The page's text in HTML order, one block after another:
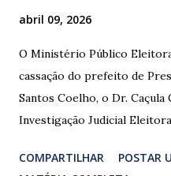
abril 09, 2026
O Ministério Público
cassação do prefeito de
Santos Coelho, o Dr. Caçula
Investigação Judicial
Santa Luzia do Paruá. A
COMPARTILHAR
POSTAR